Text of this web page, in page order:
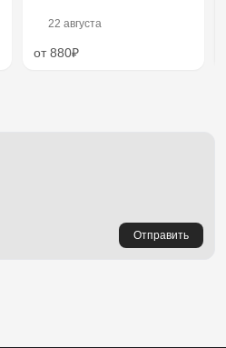
22 августа
от 880₽
Отправить